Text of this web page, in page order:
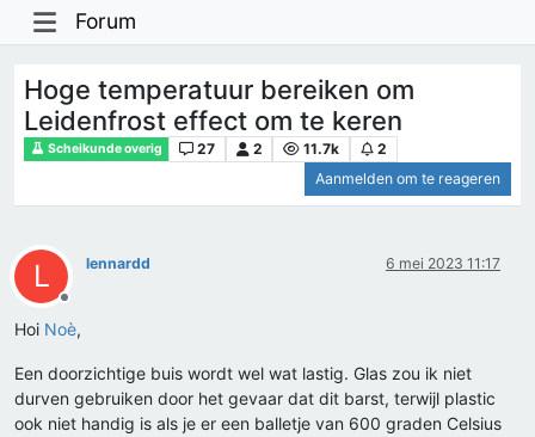
Forum
Hoge temperatuur bereiken om
Leidenfrost effect om te keren
Scheikunde overig 27 2 11.7k
2
Aanmelden om te reageren
L
Offline
lennardd 6 mei 2023 11:17
Hoi Noè,
Een doorzichtige buis wordt wel wat lastig. Glas zou ik niet
durven gebruiken door het gevaar dat dit barst, terwijl plastic
ook niet handig is als je er een balletje van 600 graden Celsius